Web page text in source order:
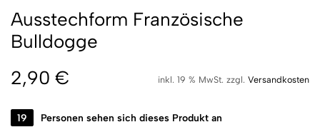
Ausstechform Französische
Bulldogge
2,90 € inkl. 19 % MwSt. zzgl. Versandkosten
19 Personen sehen sich dieses Produkt an